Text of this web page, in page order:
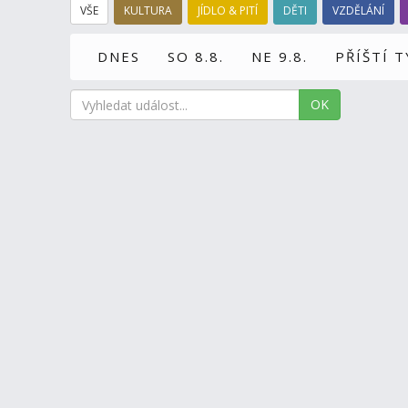
VŠE KULTURA JÍDLO & PITÍ DĚTI VZDĚLÁNÍ
DNES SO 8.8. NE 9.8. PŘÍŠTÍ
OK